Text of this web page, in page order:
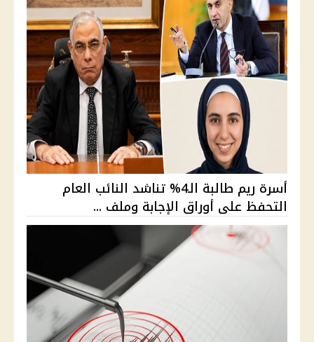
أسرة ريم طالبة الـ4% تناشد النائب العام
التحفظ على أوراق الإجابة وملف ...